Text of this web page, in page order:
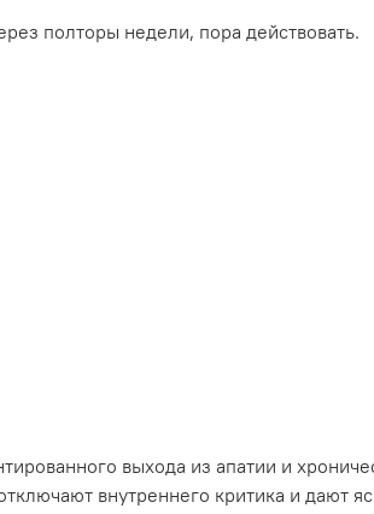
полторы недели, пора действовать.
выхода из апатии и
внутреннего критика и дают